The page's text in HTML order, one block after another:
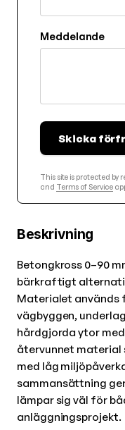
Meddelande
Skicka
This site is protected by
and Terms of Service
Beskrivning
Betongkross 0–90
bärkraftigt
Materialet används
vägbyggen,
hårdgjorda ytor
återvunnet material
med låg
sammansättning
lämpar sig väl för
anläggningsprojekt.